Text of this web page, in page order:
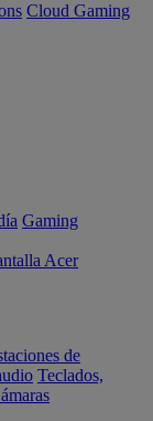
Cloud Gaming
Gaming
Acer
de
Teclados,